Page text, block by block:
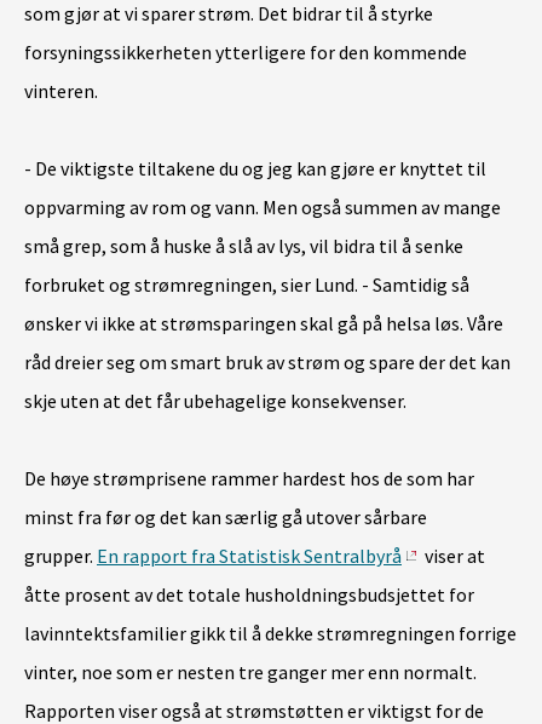
som gjør at vi sparer strøm. Det bidrar til å styrke
forsyningssikkerheten ytterligere for den kommende
vinteren.
- De viktigste tiltakene du og jeg kan gjøre er knyttet til
oppvarming av rom og vann. Men også summen av mange
små grep, som å huske å slå av lys, vil bidra til å senke
forbruket og strømregningen, sier Lund. - Samtidig så
ønsker vi ikke at strømsparingen skal gå på helsa løs. Våre
råd dreier seg om smart bruk av strøm og spare der det kan
skje uten at det får ubehagelige konsekvenser.
De høye strømprisene rammer hardest hos de som har
minst fra før og det kan særlig gå utover sårbare
grupper. En rapport fra Statistisk Sentralbyrå
viser at
åtte prosent av det totale husholdningsbudsjettet for
lavinntektsfamilier gikk til å dekke strømregningen forrige
vinter, noe som er nesten tre ganger mer enn normalt.
Rapporten viser også at strømstøtten er viktigst for de